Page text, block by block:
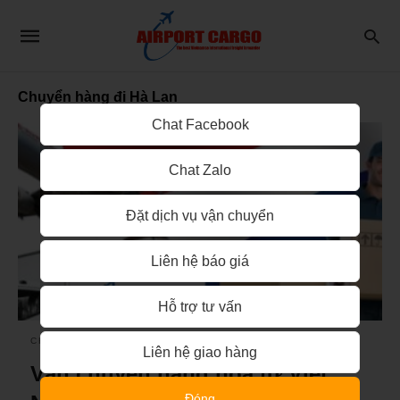
Chuyển hàng đi Hà Lan
CHUYỂN PHÁT NHANH QUỐC TẾ
Vận chuyển hàng hoá từ Việt
Chat Facebook
Chat Zalo
Đặt dịch vụ vận chuyển
Liên hệ báo giá
Hỗ trợ tư vấn
Liên hệ giao hàng